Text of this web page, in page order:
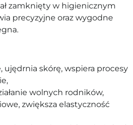
zamknięty w higienicznym
precyzyjne oraz wygodne
ujędrnia skórę, wspiera procesy
wolnych rodników,
zwiększa elastyczność